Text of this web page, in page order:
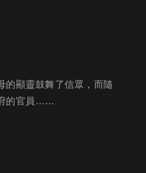
的顯靈鼓舞了信眾，而隨
的官員……